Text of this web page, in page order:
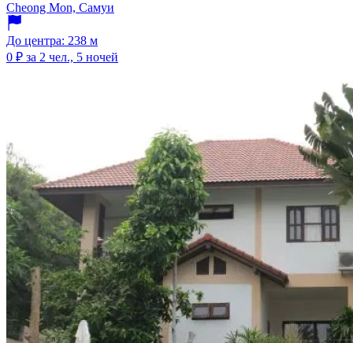
Cheong Mon, Самуи
До центра: 238 м
0 ₽ за 2 чел., 5 ночей